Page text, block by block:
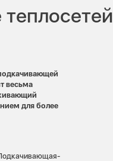
весьма
для более